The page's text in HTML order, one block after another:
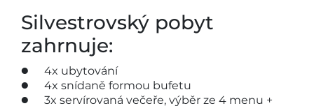
Silvestrovský pobyt
zahrnuje:
4x ubytování
4x snídaně formou bufetu
3x servírovaná večeře, výběr ze 4 menu +